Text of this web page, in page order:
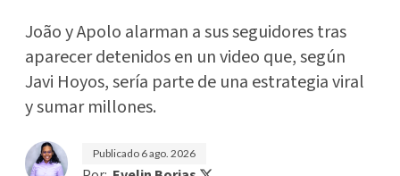
João y Apolo alarman a sus seguidores tras
aparecer detenidos en un video que, según
Javi Hoyos, sería parte de una estrategia viral
y sumar millones.
Publicado 6 ago. 2026